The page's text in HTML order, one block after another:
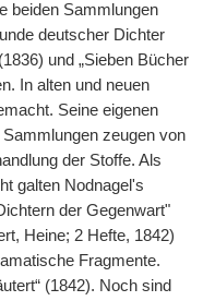
beiden Sammlungen
deutscher Dichter
und „Sieben Bücher
In alten und neuen
Seine eigenen
zeugen von
der Stoffe. Als
galten Nodnagel's
der Gegenwart"
Heine; 2 Hefte, 1842)
Fragmente.
(1842). Noch sind